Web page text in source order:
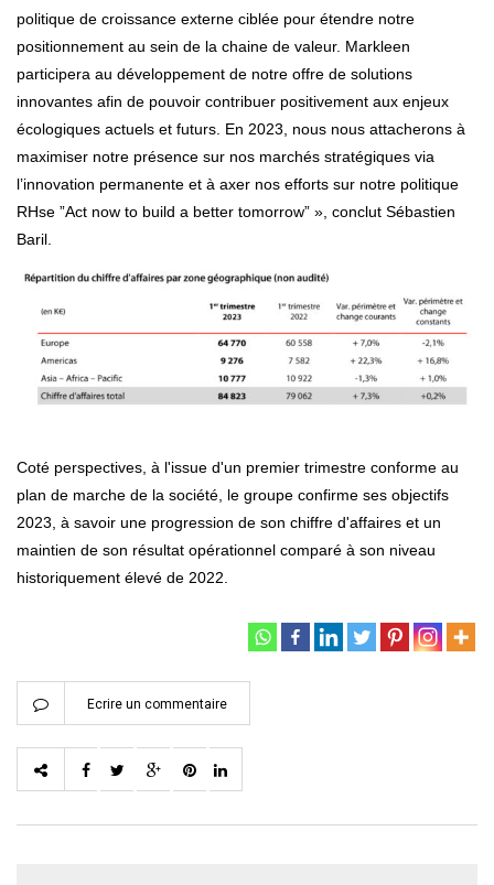
politique de croissance externe ciblée pour étendre notre
positionnement au sein de la chaine de valeur. Markleen
participera au développement de notre offre de solutions
innovantes afin de pouvoir contribuer positivement aux enjeux
écologiques actuels et futurs. En 2023, nous nous attacherons à
maximiser notre présence sur nos marchés stratégiques via
l’innovation permanente et à axer nos efforts sur notre politique
RHse ”Act now to build a better tomorrow” », conclut Sébastien
Baril.
Coté perspectives, à l'issue d'un premier trimestre conforme au
plan de marche de la société, le groupe confirme ses objectifs
2023, à savoir une progression de son chiffre d'affaires et un
maintien de son résultat opérationnel comparé à son niveau
historiquement élevé de 2022.
Ecrire un commentaire